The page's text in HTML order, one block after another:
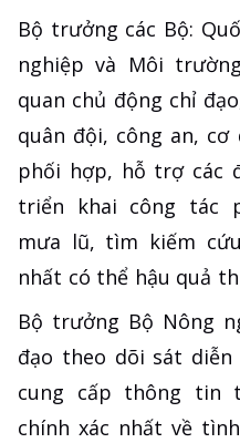
Bộ trưởng các Bộ:
nghiệp và Môi
quan chủ động chỉ
quân đội, công an,
phối hợp, hỗ trợ các
triển khai công tác
mưa lũ, tìm kiếm
nhất có thể hậu quả
Bộ trưởng Bộ Nông
đạo theo dõi sát
cung cấp thông tin
chính xác nhất về